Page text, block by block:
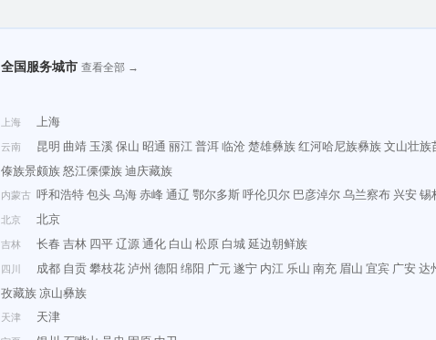
全国服务城市 查看全部 →
上海 上海
云南 昆明 曲靖 玉溪保山 昭通 丽江普洱临沧楚雄彝族红河哈尼族彝族文山壮族
傣族景颇族怒江傈僳族迪庆藏族
内蒙古 呼和浩特包头乌海赤峰通辽 鄂尔多斯呼伦贝尔 巴彦淖尔乌兰察布 兴安锡
北京 北京
吉林 长春 吉林 四平辽源通化 白山 松原 白城延边朝鲜族
四川 成都 自贡攀枝花泸州 德阳 绵阳 广元遂宁 内江 乐山 南充 眉山 宜宾 广安达
孜藏族凉山彝族
天津 天津